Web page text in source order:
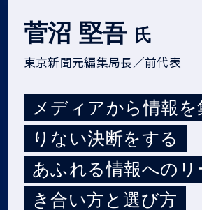
菅沼 堅吾 氏
東京新聞元編集局長／前代表
メディアから情報を
りない決断をする
あふれる情報へのリ
き合い方と選び方